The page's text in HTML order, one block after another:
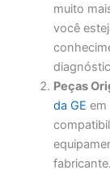
muito
você
Peças
da GE em